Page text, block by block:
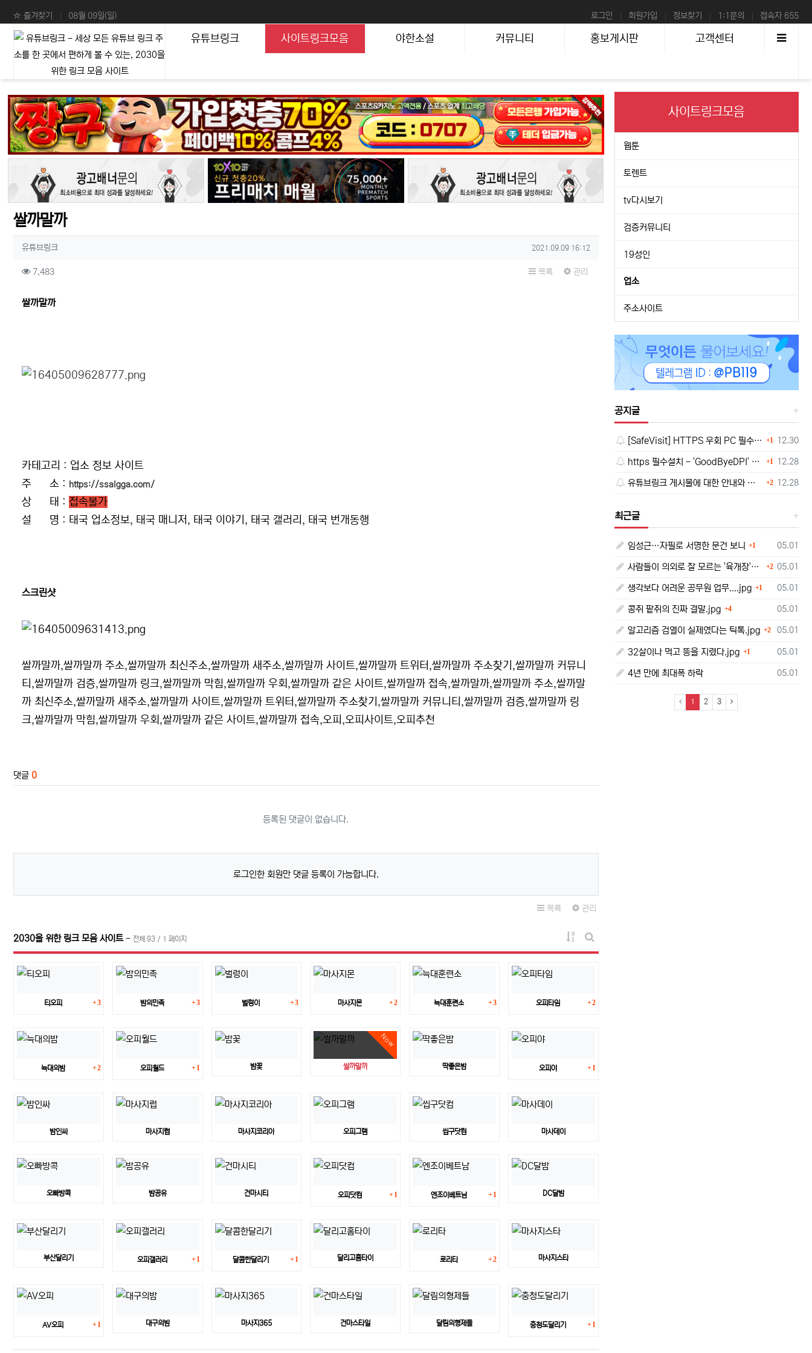
상단 네비
☆ 즐겨찾기 08월 09일(일) 로그인 회원가입 정보찾기 1:1문의 접속자 655
메인 메뉴 유튜브링크 사이트링크모음 야한소설 커뮤니티 홍보게시판 고객센터 사이
쌀까말까
작성자 정보
유튜브링크 작성일
2021.09.09 16:12
컨텐츠 정보
7,483조회 목록 관리
본문
쌀까말까
카테고리 : 업소 정보 사이트
주 소 : https://ssalgga.com/
상 태 : 접속불가
설 명 : 태국 업소정보, 태국 매니저, 태국 이야기, 태국 갤러리, 태국 번개동행
스크린샷
쌀까말까,쌀까말까 주소,쌀까말까 최신주소,쌀까말까 새주소,쌀까말까 사이트,쌀까말까 트위터,쌀까말까 주소찾기,쌀까말까 커뮤니
티,쌀까말까 검증,쌀까말까 링크,쌀까말까 막힘,쌀까말까 우회,쌀까말까 같은 사이트,쌀까말까 접속,쌀까말까,쌀까말까 주소,쌀까말
까 최신주소,쌀까말까 새주소,쌀까말까 사이트,쌀까말까 트위터,쌀까말까 주소찾기,쌀까말까 커뮤니티,쌀까말까 검증,쌀까말까 링
크,쌀까말까 막힘,쌀까말까 우회,쌀까말까 같은 사이트,쌀까말까 접속,오피,오피사이트,오피추천
댓글 0
등록된 댓글이 없습니다.
로그인한 회원만 댓글 등록이 가능합니다.
목록 관리
2030을 위한 링크 모음 사이트- 전체 93 / 1 페이지
게시물 정렬
게시판 검색
티오피 댓글
3 밤의민족 댓글
3 벌렁이 댓글
3 마사지몬 댓글
2 늑대훈련소 댓글
3 오피타임 댓글
2
늑대의밤 댓글
2 오피월드 댓글
1 밤꽃
Now
쌀까말까 딱좋은밤 오피야 댓글
1
밤인싸 마사지럽 마사지코리아 오피그램 씹구닷컴 마사데이
오빠방콕 밤공유 건마시티 오피닷컴 댓글
1 엔조이베트남 댓글
1 DC달밤
부산달리기 오피갤러리 댓글
1 달콤한달리기 댓글
1 달리고홈타이 로리타 댓글
2 마사지스타
AV오피 댓글
1 대구의밤 마사지365 건마스타일 달림의형제들 충청도달리기 댓글
1
사이트링크모음
웹툰
토렌트
tv다시보기
검증커뮤니티
19성인
업소
주소사이트
공지글
등록일
12.30
[SafeVisit] HTTPS 우회 PC 필수설치!, 모바일 최강속도 1 댓글
등록일
12.28
https 필수설치 - 'GoodByeDPI' 프로그램 다운로드<< 1 댓글
등록일
12.28
유튜브링크 게시물에 대한 안내와 삭제 요청 공지 2댓글
최근글
등록일
05.01
임성근…자필로 서명한 문건 보니 1
등록일
05.01
사람들이 의외로 잘 모르는 '육개장'의 뜻.jpg 2댓글
등록일
05.01
생각보다 어려운 공무원 업무....jpg 1
등록일
05.01
콩쥐 팥쥐의 진짜 결말.jpg 4댓글
등록일
05.01
알고리즘 검열이 실제였다는 틱톡.jpg 2댓글
등록일
05.01
32살이나 먹고 똥을 지렸다.jpg 1
등록일
05.01
4년 만에 최대폭 하락
1 (current)
2 3